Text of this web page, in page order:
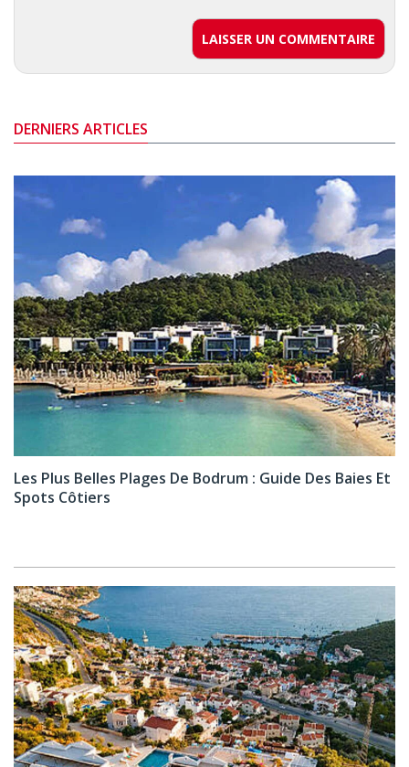
LAISSER UN COMMENTAIRE
DERNIERS ARTICLES
Les Plus Belles Plages De Bodrum : Guide Des Baies Et
Spots Côtiers